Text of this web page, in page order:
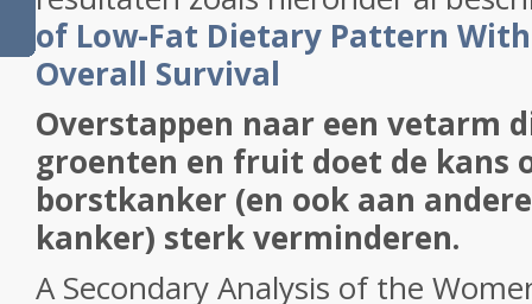
of Low-Fat Dietary Pattern
Overall Survival
Overstappen naar een vetarm
groenten en fruit doet de kans
borstkanker (en ook aan
kanker) sterk verminderen.
A Secondary Analysis of the